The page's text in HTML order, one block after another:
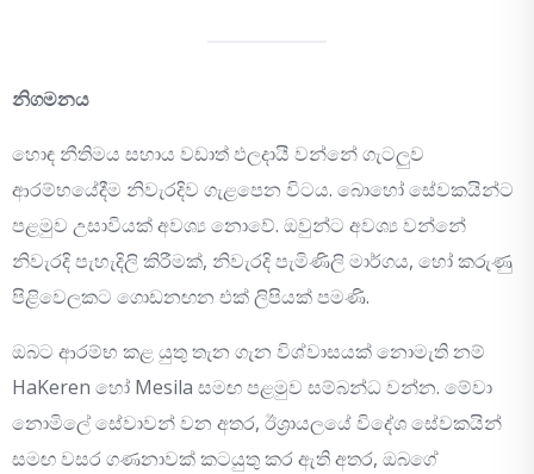
නිගමනය
හොඳ නීතිමය සහාය වඩාත් ඵලදායී වන්නේ ගැටලුව
ආරම්භයේදීම නිවැරදිව ගැළපෙන විටය. බොහෝ සේවකයින්ට
පළමුව උසාවියක් අවශ්‍ය නොවේ. ඔවුන්ට අවශ්‍ය වන්නේ
නිවැරදි පැහැදිලි කිරීමක්, නිවැරදි පැමිණිලි මාර්ගය, හෝ කරුණු
පිළිවෙලකට ගොඩනඟන එක් ලිපියක් පමණි.
ඔබට ආරම්භ කළ යුතු තැන ගැන විශ්වාසයක් නොමැති නම්
HaKeren හෝ Mesila සමඟ පළමුව සම්බන්ධ වන්න. මේවා
නොමිලේ සේවාවන් වන අතර, ඊශ්‍රායලයේ විදේශ සේවකයින්
සමඟ වසර ගණනාවක් කටයුතු කර ඇති අතර, ඔබගේ